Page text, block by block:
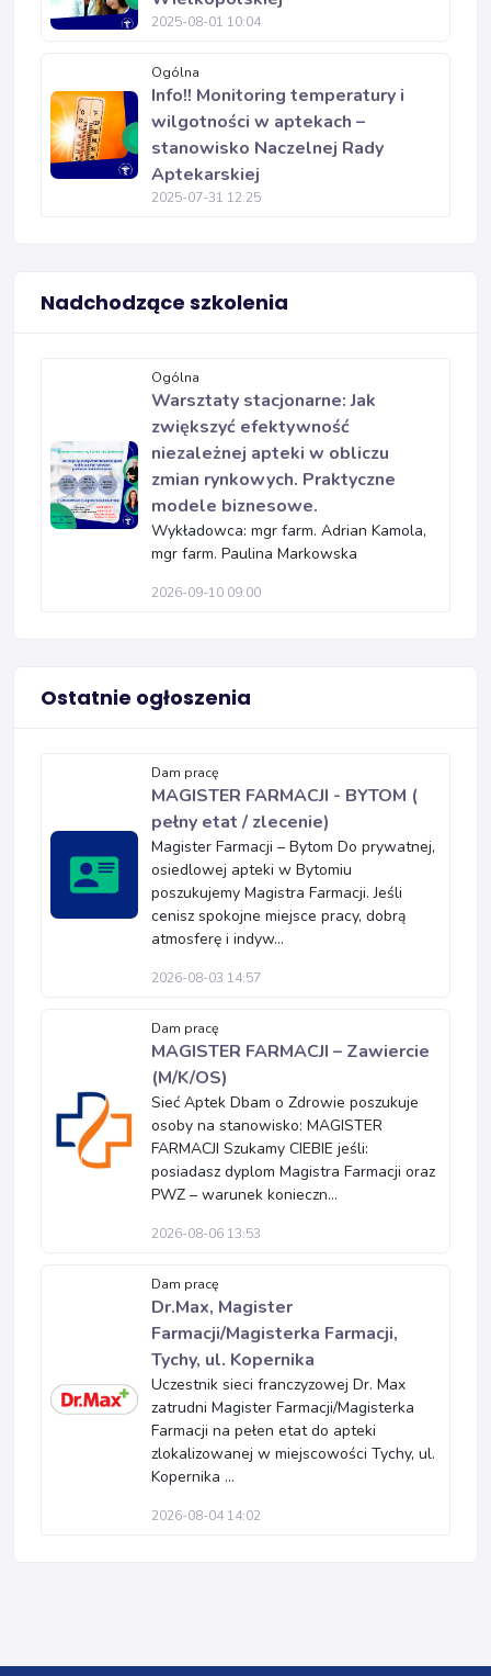
2025-08-01 10:04
Ogólna
Info!! Monitoring temperatury i
wilgotności w aptekach –
stanowisko Naczelnej Rady
Aptekarskiej
2025-07-31 12:25
Nadchodzące szkolenia
Ogólna
Warsztaty stacjonarne: Jak
zwiększyć efektywność
niezależnej apteki w obliczu
zmian rynkowych. Praktyczne
modele biznesowe.
Wykładowca: mgr farm. Adrian Kamola,
mgr farm. Paulina Markowska
2026-09-10 09:00
Ostatnie ogłoszenia
Dam pracę
MAGISTER FARMACJI - BYTOM (
pełny etat / zlecenie)
Magister Farmacji – Bytom Do prywatnej,
osiedlowej apteki w Bytomiu
poszukujemy Magistra Farmacji. Jeśli
cenisz spokojne miejsce pracy, dobrą
atmosferę i indyw...
2026-08-03 14:57
Dam pracę
MAGISTER FARMACJI – Zawiercie
(M/K/OS)
Sieć Aptek Dbam o Zdrowie poszukuje
osoby na stanowisko: MAGISTER
FARMACJI Szukamy CIEBIE jeśli:
posiadasz dyplom Magistra Farmacji oraz
PWZ – warunek konieczn...
2026-08-06 13:53
Dam pracę
Dr.Max, Magister
Farmacji/Magisterka Farmacji,
Tychy, ul. Kopernika
Uczestnik sieci franczyzowej Dr. Max
zatrudni Magister Farmacji/Magisterka
Farmacji na pełen etat do apteki
zlokalizowanej w miejscowości Tychy, ul.
Kopernika ...
2026-08-04 14:02